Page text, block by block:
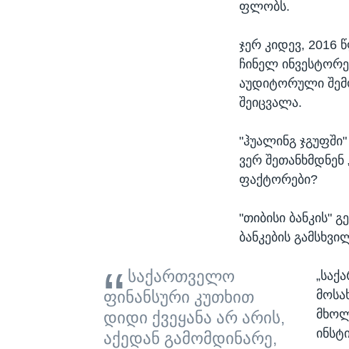
ფლობს.
ჯერ კიდევ, 2016
ჩინელ
აუდიტორული
შეიცვალა.
"ჰუალინგ
ვერ შეთანხმდნენ
ფაქტორები?
"თიბისი ბანკის"
ბანკების
საქართველო
ფინანსური კუთხით
დიდი ქვეყანა არ არის,
აქედან გამომდინარე,